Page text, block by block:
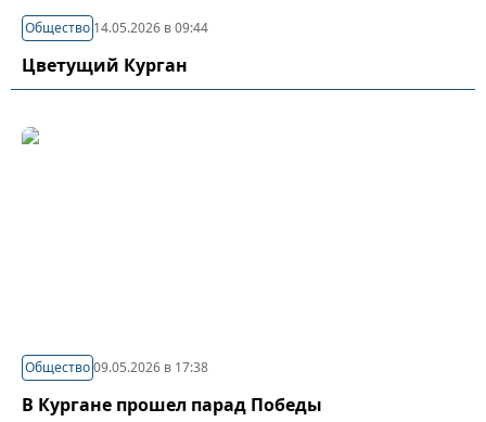
Общество 14.05.2026 в 09:44
Цветущий Курган
Общество09.05.2026 в 17:38
В Кургане прошел парад Победы